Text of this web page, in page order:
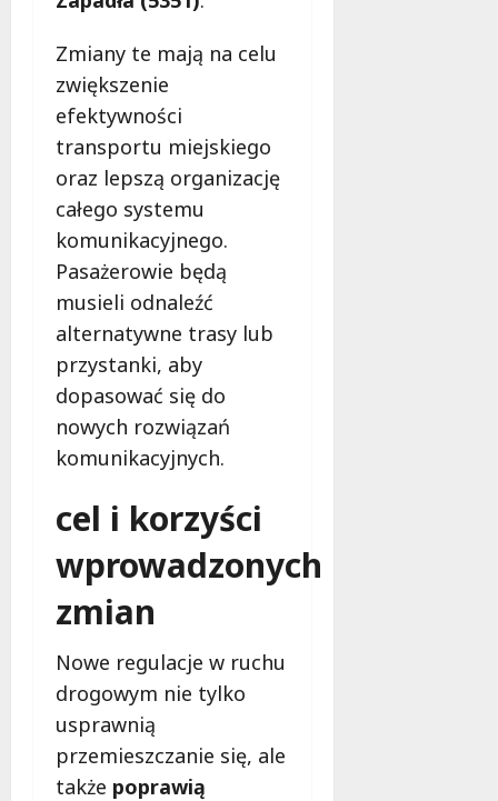
Zmiany te mają na celu
zwiększenie
efektywności
transportu miejskiego
oraz lepszą organizację
całego systemu
komunikacyjnego.
Pasażerowie będą
musieli odnaleźć
alternatywne trasy lub
przystanki, aby
dopasować się do
nowych rozwiązań
komunikacyjnych.
cel i korzyści
wprowadzonych
zmian
Nowe regulacje w ruchu
drogowym nie tylko
usprawnią
przemieszczanie się, ale
także poprawią